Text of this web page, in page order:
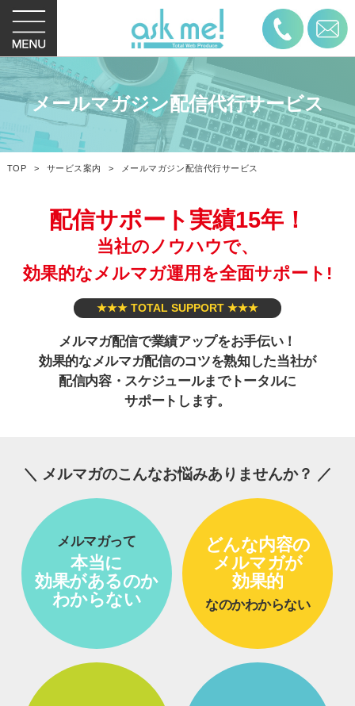
お電話
メールマガジン配信代行サービス
TOP サービス案内 メールマガジン配信代行サービス
配信サポート実績15年！
当社のノウハウで、
効果的なメルマガ運用を全面サポート!
★★★ TOTAL SUPPORT ★★★
メルマガ配信で業績アップをお手伝い！
効果的なメルマガ配信のコツを熟知した当社が
配信内容・スケジュールまでトータルに
サポートします。
メルマガのこんなお悩みありませんか？
メルマガって
本当に
効果があるのか
わからない
どんな内容の
メルマガが
効果的
なのかわからない